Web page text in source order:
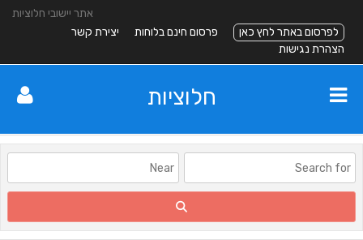
אתר יישובי חלוציות
לפרסום באתר לחץ כאן
פרסום חינם בלוחות
יצירת קשר
הצהרת נגישות
חלוציות